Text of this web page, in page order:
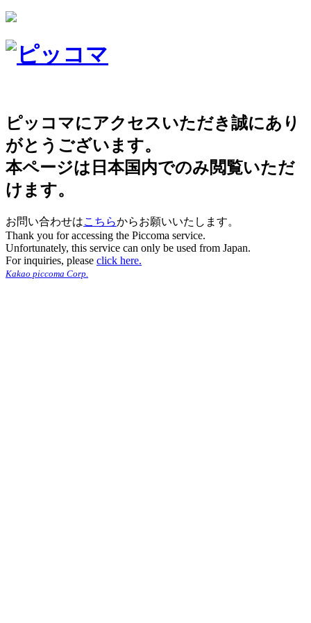
ピッコマにアクセスいただき誠にあり
がとうございます。
本ページは日本国内でのみ閲覧いただ
けます。
お問い合わせはこちらからお願いいたします。
Thank you for accessing the Piccoma service.
Unfortunately, this service can only be used from Japan.
For inquiries, please click here.
Kakao piccoma Corp.